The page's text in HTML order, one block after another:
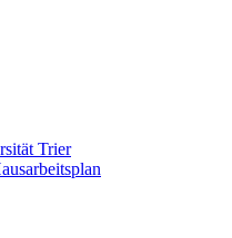
Trier